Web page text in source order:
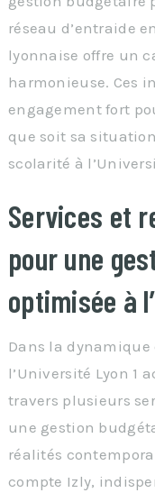
réseau d’entraide
lyonnaise offre un
harmonieuse. Ces
engagement fort
que soit sa
scolarité à
Services et
pour une
optimisée à
Dans la
l’Université Lyon 1
travers plusieurs
une gestion
réalités
compte Izly,